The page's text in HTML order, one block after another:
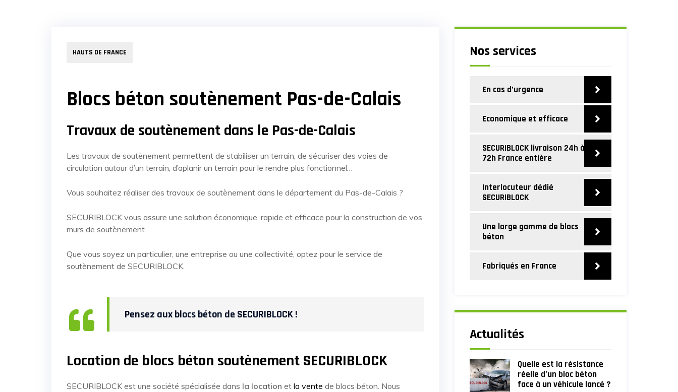
HAUTS DE FRANCE
Blocs béton soutènement Pas-de-Calais
Travaux de soutènement dans le Pas-de-Calais
Les travaux de soutènement permettent de stabiliser un terrain, de sécuriser des voies de
circulation autour d’un terrain, d’aplanir un terrain pour le rendre plus fonctionnel…
Vous souhaitez réaliser des travaux de soutènement dans le département du Pas-de-Calais ?
SECURIBLOCK vous assure une solution économique, rapide et efficace pour la construction de vos
murs de soutènement.
Que vous soyez un particulier, une entreprise ou une collectivité, optez pour le service de
soutènement de SECURIBLOCK.
Pensez aux blocs béton de SECURIBLOCK !
Location de blocs béton soutènement SECURIBLOCK
SECURIBLOCK est une société spécialisée dans la location et la vente de blocs béton. Nous
Nos services
En cas d’urgence
Economique et efficace
SECURIBLOCK livraison 24h à
72h France entière
Interlocuteur dédié
SECURIBLOCK
Une large gamme de blocs
béton
Fabriqués en France
Actualités
Quelle est la résistance
réelle d’un bloc béton
face à un véhicule lancé ?